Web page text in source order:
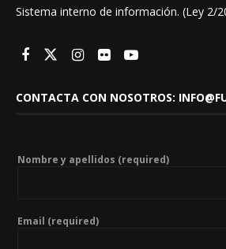
Sistema interno de información. (Ley 2/
CONTACTA CON NOSOTROS:
Nombre y apellidos (required)
Email (required)